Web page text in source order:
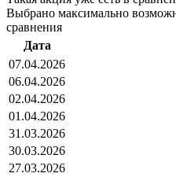
Выбрано максимально
сравнения
Дата
07.04.2026
06.04.2026
02.04.2026
01.04.2026
31.03.2026
30.03.2026
27.03.2026